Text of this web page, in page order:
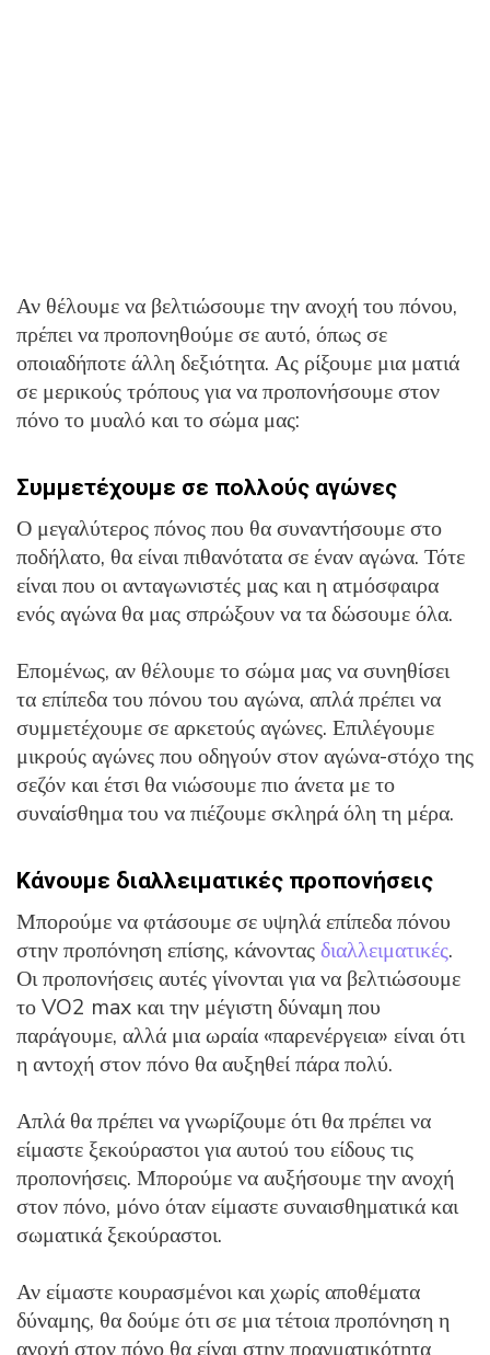
Αν θέλουμε να βελτιώσουμε την ανοχή του πόνου,
πρέπει να προπονηθούμε σε αυτό, όπως σε
οποιαδήποτε άλλη δεξιότητα. Ας ρίξουμε μια ματιά
σε μερικούς τρόπους για να προπονήσουμε στον
πόνο το μυαλό και το σώμα μας:
Συμμετέχουμε σε πολλούς αγώνες
Ο μεγαλύτερος πόνος που θα συναντήσουμε στο
ποδήλατο, θα είναι πιθανότατα σε έναν αγώνα. Τότε
είναι που οι ανταγωνιστές μας και η ατμόσφαιρα
ενός αγώνα θα μας σπρώξουν να τα δώσουμε όλα.
Επομένως, αν θέλουμε το σώμα μας να συνηθίσει
τα επίπεδα του πόνου του αγώνα, απλά πρέπει να
συμμετέχουμε σε αρκετούς αγώνες. Επιλέγουμε
μικρούς αγώνες που οδηγούν στον αγώνα-στόχο της
σεζόν και έτσι θα νιώσουμε πιο άνετα με το
συναίσθημα του να πιέζουμε σκληρά όλη τη μέρα.
Κάνουμε διαλλειματικές προπονήσεις
Μπορούμε να φτάσουμε σε υψηλά επίπεδα πόνου
στην προπόνηση επίσης, κάνονταςδιαλλειματικές.
Οι προπονήσεις αυτές γίνονται για να βελτιώσουμε
το VO2 max και την μέγιστη δύναμη που
παράγουμε, αλλά μια ωραία «παρενέργεια» είναι ότι
η αντοχή στον πόνο θα αυξηθεί πάρα πολύ.
Απλά θα πρέπει να γνωρίζουμε ότι θα πρέπει να
είμαστε ξεκούραστοι για αυτού του είδους τις
προπονήσεις. Μπορούμε να αυξήσουμε την ανοχή
στον πόνο, μόνο όταν είμαστε συναισθηματικά και
σωματικά ξεκούραστοι.
Αν είμαστε κουρασμένοι και χωρίς αποθέματα
δύναμης, θα δούμε ότι σε μια τέτοια προπόνηση η
ανοχή στον πόνο θα είναι στην πραγματικότητα